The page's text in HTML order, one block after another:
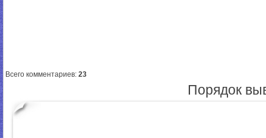
Всего комментариев: 23
Порядок